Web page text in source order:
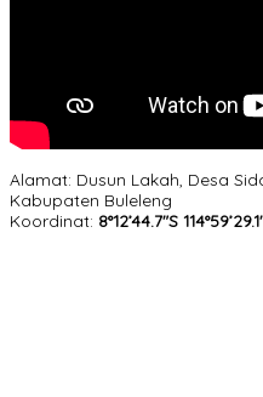
Alamat: Dusun Lakah, Desa
Kabupaten Buleleng
Koordinat: 8°12’44.7″S